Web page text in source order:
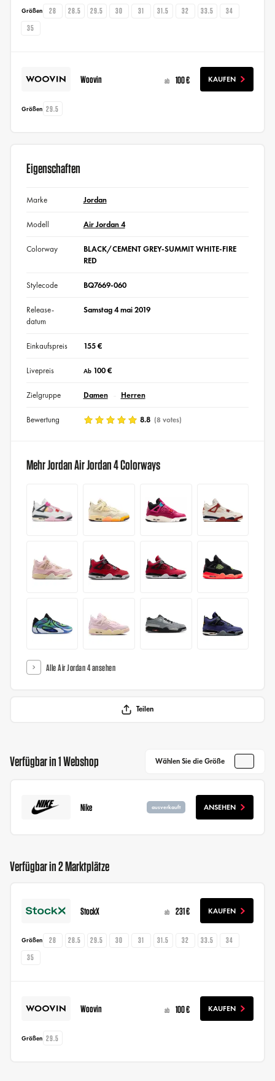
Größen 28 28.5 29.5 30 31 31.5 32 33.5
34
35
Woovin ab 100 € KAUFEN
Größen 29.5
Eigenschaften
Marke Jordan
Modell Air Jordan 4
Colorway
BLACK/CEMENT GREY-SUMMIT WHITE-FIRE
RED
Stylecode BQ7669-060
Release-
datum
Samstag 4 mai 2019
Einkaufspreis 155 €
Livepreis Ab100 €
Zielgruppe Damen Herren
Bewertung 8.8 (8 votes)
Mehr Jordan Air Jordan 4 Colorways
Alle Air Jordan 4 ansehen
Teilen
Verfügbar in 1 Webshop Wählen Sie die Größe
Nike ausverkauft ANSEHEN
Verfügbar in 2 Marktplätze
StockX ab 231 € KAUFEN
Größen 28 28.5 29.5 30 31 31.5 32 33.5
34
35
Woovin ab 100 € KAUFEN
Größen 29.5